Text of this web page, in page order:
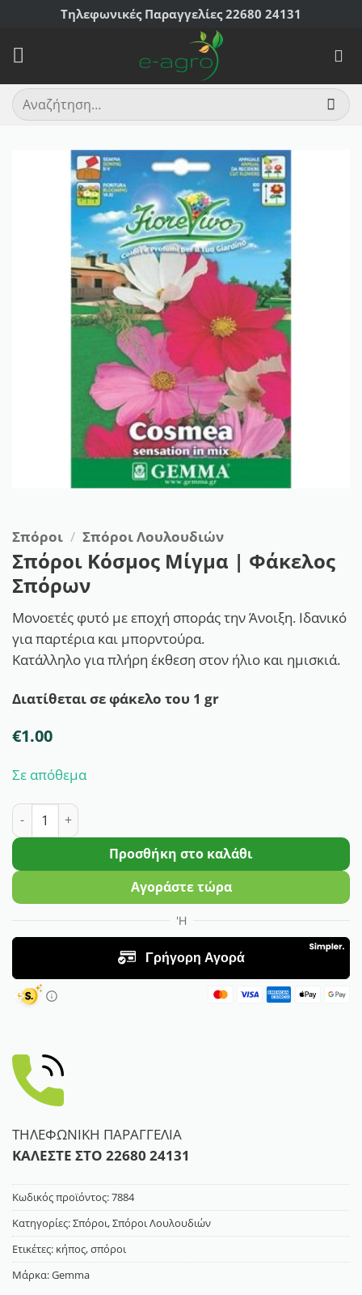
Μετάβαση
περιεχόμενο
Τηλεφωνικές Παραγγελίες 22680 24131
Αναζήτηση
για:
Σπόροι / Σπόροι Λουλουδιών
Σπόροι Κόσμος Μίγμα | Φάκελος
Σπόρων
Μονοετές φυτό με εποχή σποράς την Άνοιξη. Ιδανικό
για παρτέρια και μπορντούρα.
Κατάλληλο για πλήρη έκθεση στον ήλιο και ημισκιά.
Διατίθεται σε φάκελο τoυ 1 gr
€1.00
Σε απόθεμα
Σπόροι Κόσμος Μίγμα | Φάκελος Σπόρων ποσότητα
Προσθήκη στο καλάθι
Αγοράστε τώρα
ΤΗΛΕΦΩΝΙΚΗ ΠΑΡΑΓΓΕΛΙΑ
ΚΑΛΕΣΤΕ ΣΤΟ 22680 24131
Κωδικός προϊόντος:7884
Κατηγορίες:Σπόροι,Σπόροι Λουλουδιών
Ετικέτες: κήπος,σπόροι
Μάρκα:Gemma